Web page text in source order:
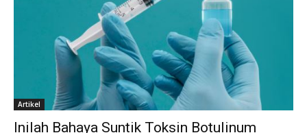
Artikel
Inilah Bahaya Suntik Toksin Botulinum